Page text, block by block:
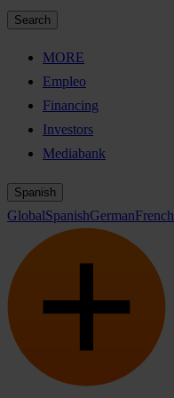
Search
MORE
Empleo
Financing
Investors
Mediabank
Spanish
GlobalSpanishGermanFrench